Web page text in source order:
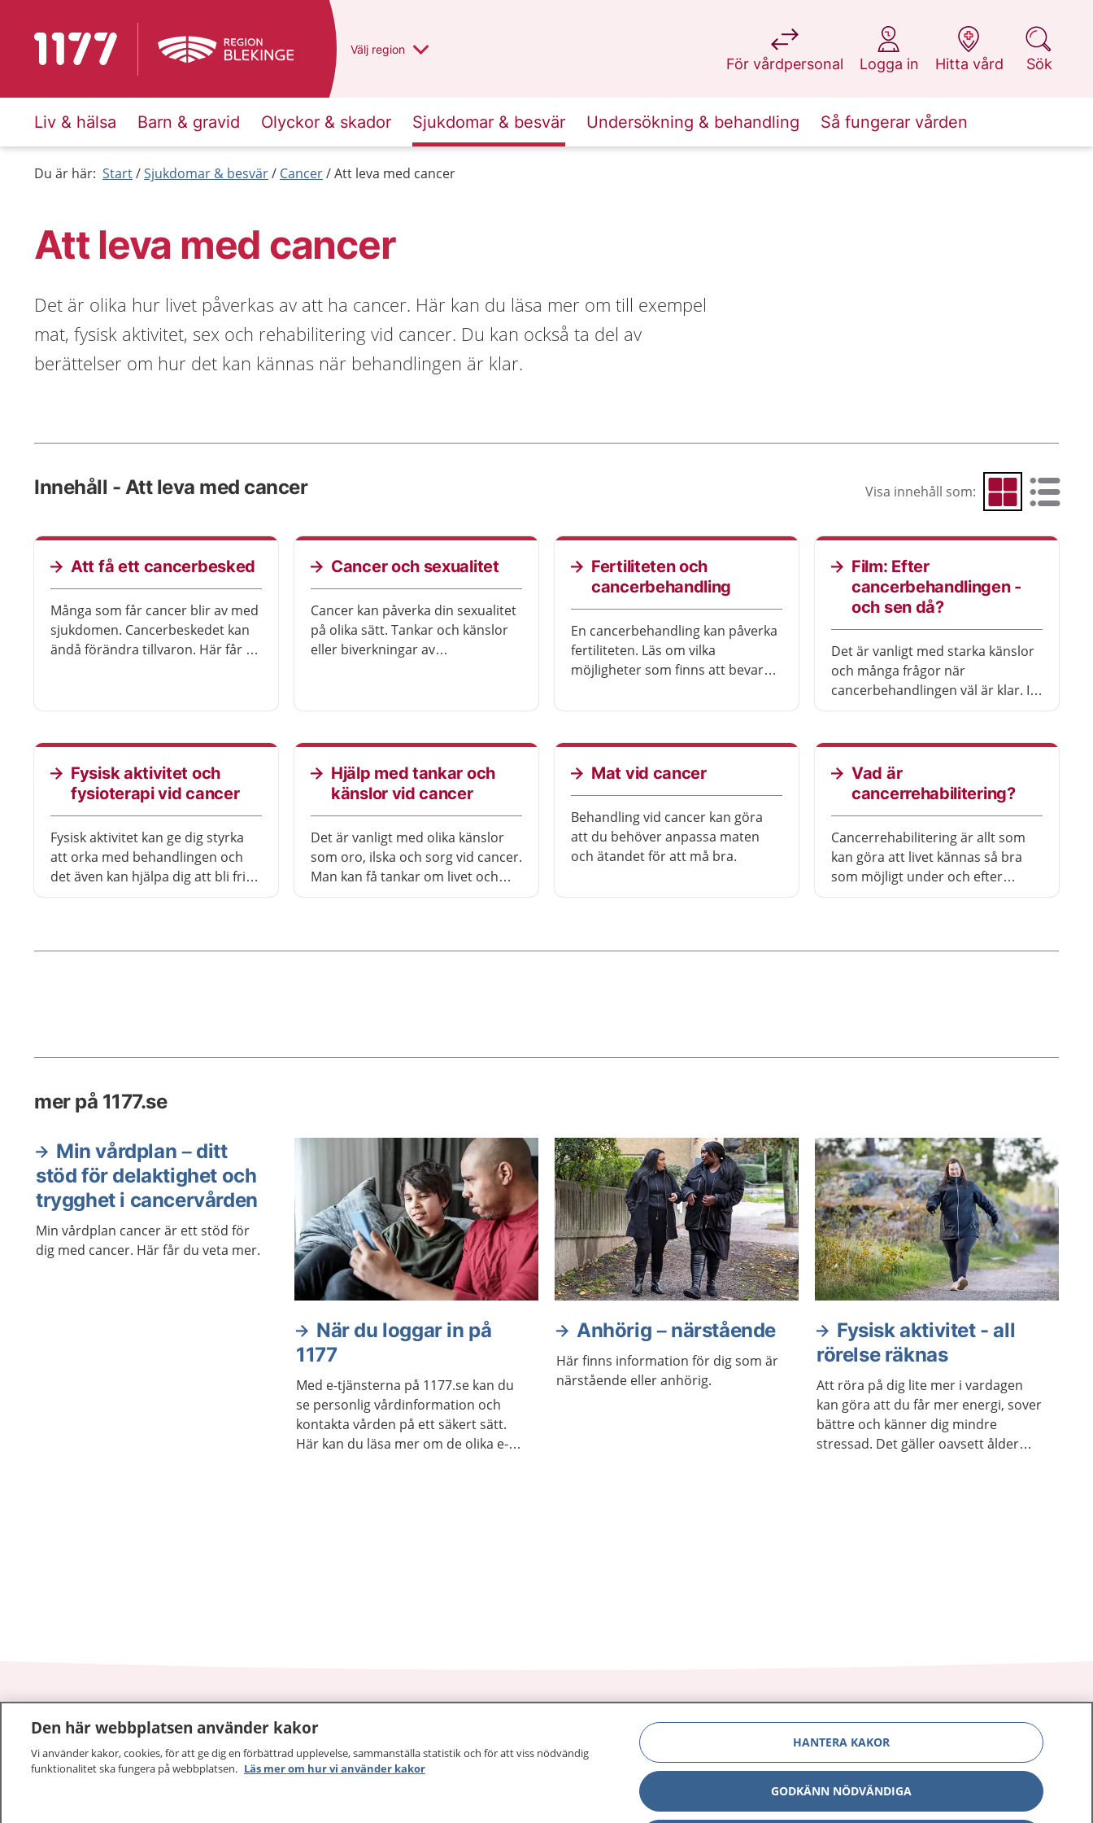
Till startsidan för 1177 Du har valt region
Välj en annan
region
För vårdpersonal
på 1177.se
Logga in
på 1177.se
Hitta vård
på 1177.se
Sök
på 1177.se
Liv & hälsa Barn & gravid Olyckor & skador Sjukdomar & besvär Undersökning & behandling Så fungerar vården
Du är här: Start Sjukdomar & besvär Cancer Att leva med cancer
Att leva med cancer
Det är olika hur livet påverkas av att ha cancer. Här kan du läsa mer om till exempel
mat, fysisk aktivitet, sex och rehabilitering vid cancer. Du kan också ta del av
berättelser om hur det kan kännas när behandlingen är klar.
Innehåll - Att leva med cancer Visa innehåll som: Visa som rutnät
Visa som
Att få ett cancerbesked
Många som får cancer blir av med
sjukdomen. Cancerbeskedet kan
ändå förändra tillvaron. Här får du
Cancer och sexualitet
Cancer kan påverka din sexualitet
på olika sätt. Tankar och känslor
eller biverkningar av
Ofta går det att stärka lusten och
förmågan att ha sex.
Fertiliteten och
cancerbehandling
En cancerbehandling kan påverka
fertiliteten. Läs om vilka
möjligheter som finns att bevara
Film: Efter
cancerbehandlingen -
och sen då?
Det är vanligt med starka känslor
och många frågor när
cancerbehandlingen väl är klar. I
om några av de råd som hon och
hennes kolleger brukar ge.
Fysisk aktivitet och
fysioterapi vid cancer
Fysisk aktivitet kan ge dig styrka
att orka med behandlingen och
det även kan hjälpa dig att bli fri
Hjälp med tankar och
känslor vid cancer
Det är vanligt med olika känslor
som oro, ilska och sorg vid cancer.
Man kan få tankar om livet och
Mat vid cancer
Behandling vid cancer kan göra
att du behöver anpassa maten
och ätandet för att må bra.
Vad är
cancerrehabilitering?
Cancerrehabilitering är allt som
kan göra att livet kännas så bra
som möjligt under och efter
mer på 1177.se
Min vårdplan – ditt
stöd för delaktighet och
trygghet i cancervården
Min vårdplan cancer är ett stöd för
dig med cancer. Här får du veta mer.
När du loggar in på
1177
Med e-tjänsterna på 1177.se kan du
se personlig vårdinformation och
kontakta vården på ett säkert sätt.
Här kan du läsa mer om de olika e-
Anhörig – närstående
Här finns information för dig som är
närstående eller anhörig.
Fysisk aktivitet - all
rörelse räknas
Att röra på dig lite mer i vardagen
kan göra att du får mer energi, sover
bättre och känner dig mindre
stressad. Det gäller oavsett ålder
1177–tryggt om din hälsa och vård
På 1177.se får du råd om hälsa och information om sjukdomar och
Other languages
Lättläst svenska
Om 1177
Kontakt
Den här webbplatsen använder kakor
Vi använder kakor, cookies, för att ge dig en förbättrad upplevelse, sammanställa statistik och för att viss nödvändig
funktionalitet ska fungera på webbplatsen. Läs mer om hur vi använder kakor
HANTERA KAKOR
GODKÄNN NÖDVÄNDIGA